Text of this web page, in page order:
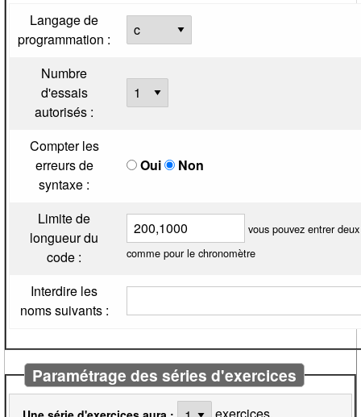
Langage de
programmation :
Numbre
d'essais
autorisés :
Compter les
erreurs de
syntaxe :
Oui Non
Limite de
longueur du
code :
vous pouvez entrer
comme pour le chronomètre
Interdire les
noms suivants :
Paramétrage des séries d'exercices
exercices.